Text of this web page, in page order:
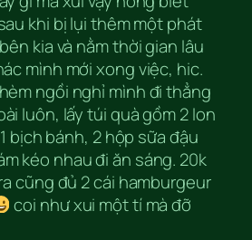
khi bị lụi thêm một phát
kia và nằm thời gian lâu
mình mới xong việc, hic.
ngồi nghỉ mình đi thẳng
luôn, lấy túi quà gồm 2 lon
bịch bánh, 2 hộp sữa đậu
kéo nhau đi ăn sáng. 20k
cũng đủ 2 cái hamburgeur
coi như xui một tí mà đỡ